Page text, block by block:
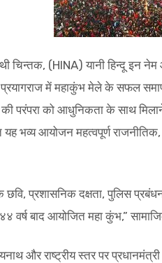
चिन्तक, (HINA) यानी हिन्दू
प्रयागराज में महाकुंभ मेले के सफल
परंपरा को आधुनिकता के साथ
यह भव्य आयोजन महत्वपूर्ण
छवि, प्रशासनिक दक्षता, पुलिस
बाद आयोजित महा कुंभ,”
और राष्ट्रीय स्तर पर